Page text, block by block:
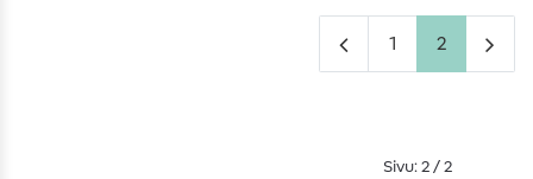
1 2
Sivu: 2 / 2